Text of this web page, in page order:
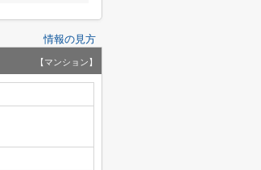
情報の見方
【マンション】